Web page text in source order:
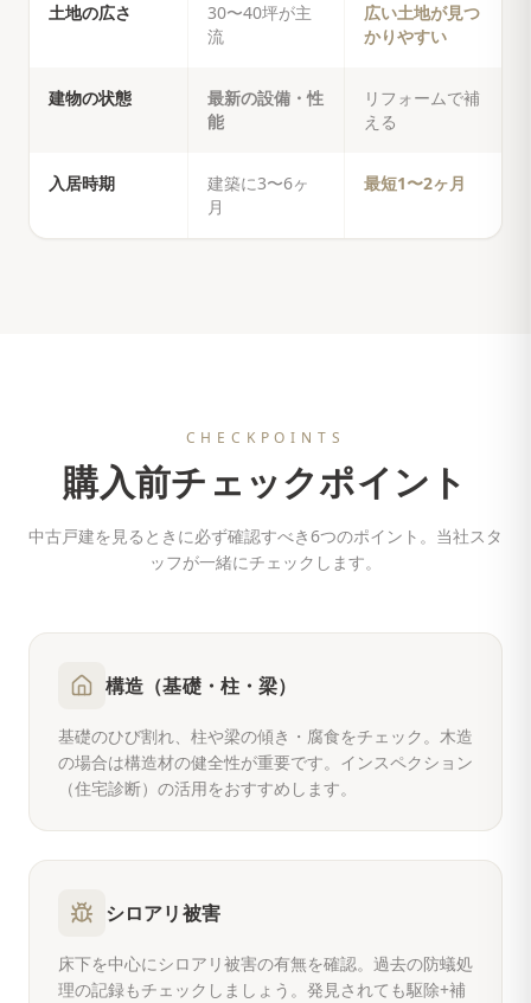
土地の広さ
30〜40坪が主
流
広い土地が見つ
かりやすい
建物の状態
最新の設備・性
能
リフォームで補
える
入居時期
建築に3〜6ヶ
月
最短1〜2ヶ月
CHECKPOINTS
購入前チェックポイント
中古戸建を見るときに必ず確認すべき6つのポイント。当社スタ
ッフが一緒にチェックします。
構造（基礎・柱・梁）
基礎のひび割れ、柱や梁の傾き・腐食をチェック。木造
の場合は構造材の健全性が重要です。インスペクション
（住宅診断）の活用をおすすめします。
シロアリ被害
床下を中心にシロアリ被害の有無を確認。過去の防蟻処
理の記録もチェックしましょう。発見されても駆除+補